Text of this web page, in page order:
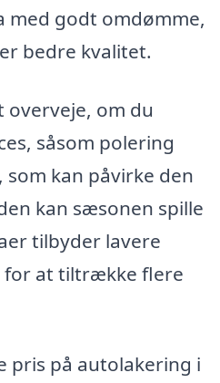
med godt omdømme,
bedre kvalitet.
om du
såsom polering
kan påvirke den
kan sæsonen spille
tilbyder lavere
for at tiltrække flere
pris på autolakering i